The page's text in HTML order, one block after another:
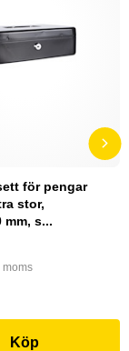
för pengar
stor,
mm, s...
moms
Köp